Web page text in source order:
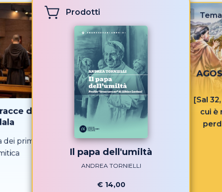
di
primi
Prodotti
Il papa dell'umiltà
ANDREA TORNIELLI
€ 14,00
[Sal
cui è